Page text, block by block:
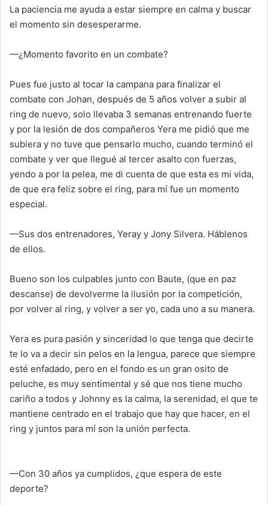
La paciencia me ayuda a estar siempre en calma y buscar
el momento sin desesperarme.
—¿Momento favorito en un combate?
Pues fue justo al tocar la campana para finalizar el
combate con Johan, después de 5 años volver a subir al
ring de nuevo, solo llevaba 3 semanas entrenando fuerte
y por la lesión de dos compañeros Yera me pidió que me
subiera y no tuve que pensarlo mucho, cuando terminó el
combate y ver que llegué al tercer asalto con fuerzas,
yendo a por la pelea, me di cuenta de que esta es mi vida,
de que era feliz sobre el ring, para mí fue un momento
especial.
—Sus dos entrenadores, Yeray y Jony Silvera. Háblenos
de ellos.
Bueno son los culpables junto con Baute, (que en paz
descanse) de devolverme la ilusión por la competición,
por volver al ring, y volver a ser yo, cada uno a su manera.
Yera es pura pasión y sinceridad lo que tenga que decirte
te lo va a decir sin pelos en la lengua, parece que siempre
esté enfadado, pero en el fondo es un gran osito de
peluche, es muy sentimental y sé que nos tiene mucho
cariño a todos y Johnny es la calma, la serenidad, el que te
mantiene centrado en el trabajo que hay que hacer, en el
ring y juntos para mí son la unión perfecta.
—Con 30 años ya cumplidos, ¿que espera de este
deporte?